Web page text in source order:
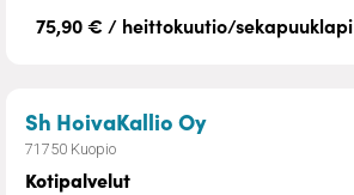
75,90 € / heittokuutio/sekapuuklapi
Sh HoivaKallio Oy– Kotipalvelut
71750 Kuopio
Kotipalvelut